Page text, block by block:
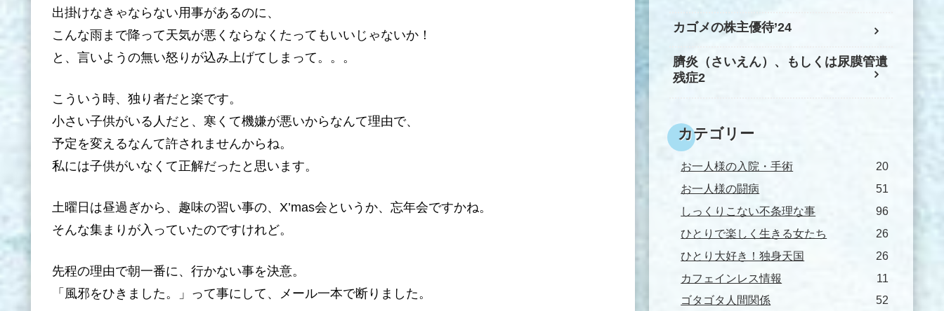
出掛けなきゃならない用事があるのに、
こんな雨まで降って天気が悪くならなくたってもいいじゃないか！
と、言いようの無い怒りが込み上げてしまって。。。
こういう時、独り者だと楽です。
小さい子供がいる人だと、寒くて機嫌が悪いからなんて理由で、
予定を変えるなんて許されませんからね。
私には子供がいなくて正解だったと思います。
土曜日は昼過ぎから、趣味の習い事の、X’mas会というか、忘年会ですかね。
そんな集まりが入っていたのですけれど。
先程の理由で朝一番に、行かない事を決意。
「風邪をひきました。」って事にして、メール一本で断りました。
カゴメの株主優待’24
臍炎（さいえん）、もしくは尿膜管遺
残症2
カテゴリー
お一人様の入院・手術
20
お一人様の闘病
51
しっくりこない不条理な事
96
ひとりで楽しく生きる女たち
26
ひとり大好き！独身天国
26
カフェインレス情報
11
ゴタゴタ人間関係
52